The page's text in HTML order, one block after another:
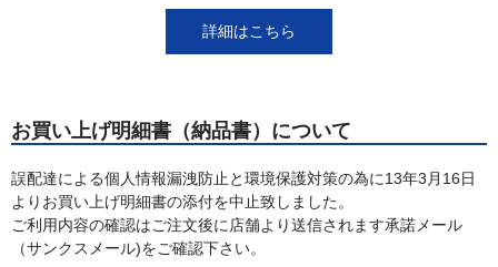
詳細はこちら
お買い上げ明細書（納品書）について
誤配達による個人情報漏洩防止と環境保護対策の為に13年3月16日
よりお買い上げ明細書の添付を中止致しました。
ご利用内容の確認はご注文後に店舗より送信されます承諾メール
（サンクスメール)をご確認下さい。